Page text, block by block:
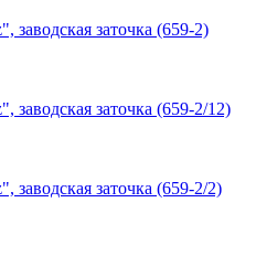
заводская заточка (659-2)
заводская заточка (659-2/12)
заводская заточка (659-2/2)